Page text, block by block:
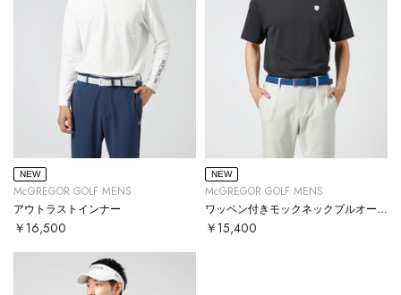
NEW
McGREGOR GOLF MENS
アウトラストインナー
￥16,500
NEW
McGREGOR GOLF MENS
￥15,400